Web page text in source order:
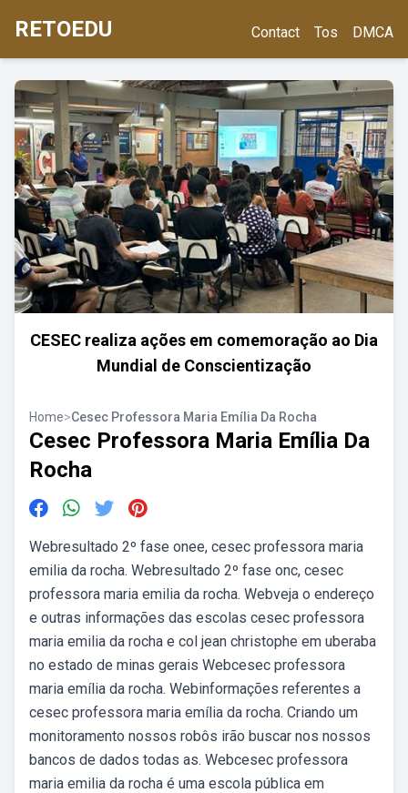
RETOEDU Contact Tos DMCA
CESEC realiza ações em comemoração ao Dia
Mundial de Conscientização
Home>Cesec Professora Maria Emília Da Rocha
Cesec Professora Maria Emília Da
Rocha
Webresultado 2º fase onee, cesec professora maria
emilia da rocha. Webresultado 2º fase onc, cesec
professora maria emilia da rocha. Webveja o endereço
e outras informações das escolas cesec professora
maria emilia da rocha e col jean christophe em uberaba
no estado de minas gerais Webcesec professora
maria emília da rocha. Webinformações referentes a
cesec professora maria emília da rocha. Criando um
monitoramento nossos robôs irão buscar nos nossos
bancos de dados todas as. Webcesec professora
maria emilia da rocha é uma escola pública em